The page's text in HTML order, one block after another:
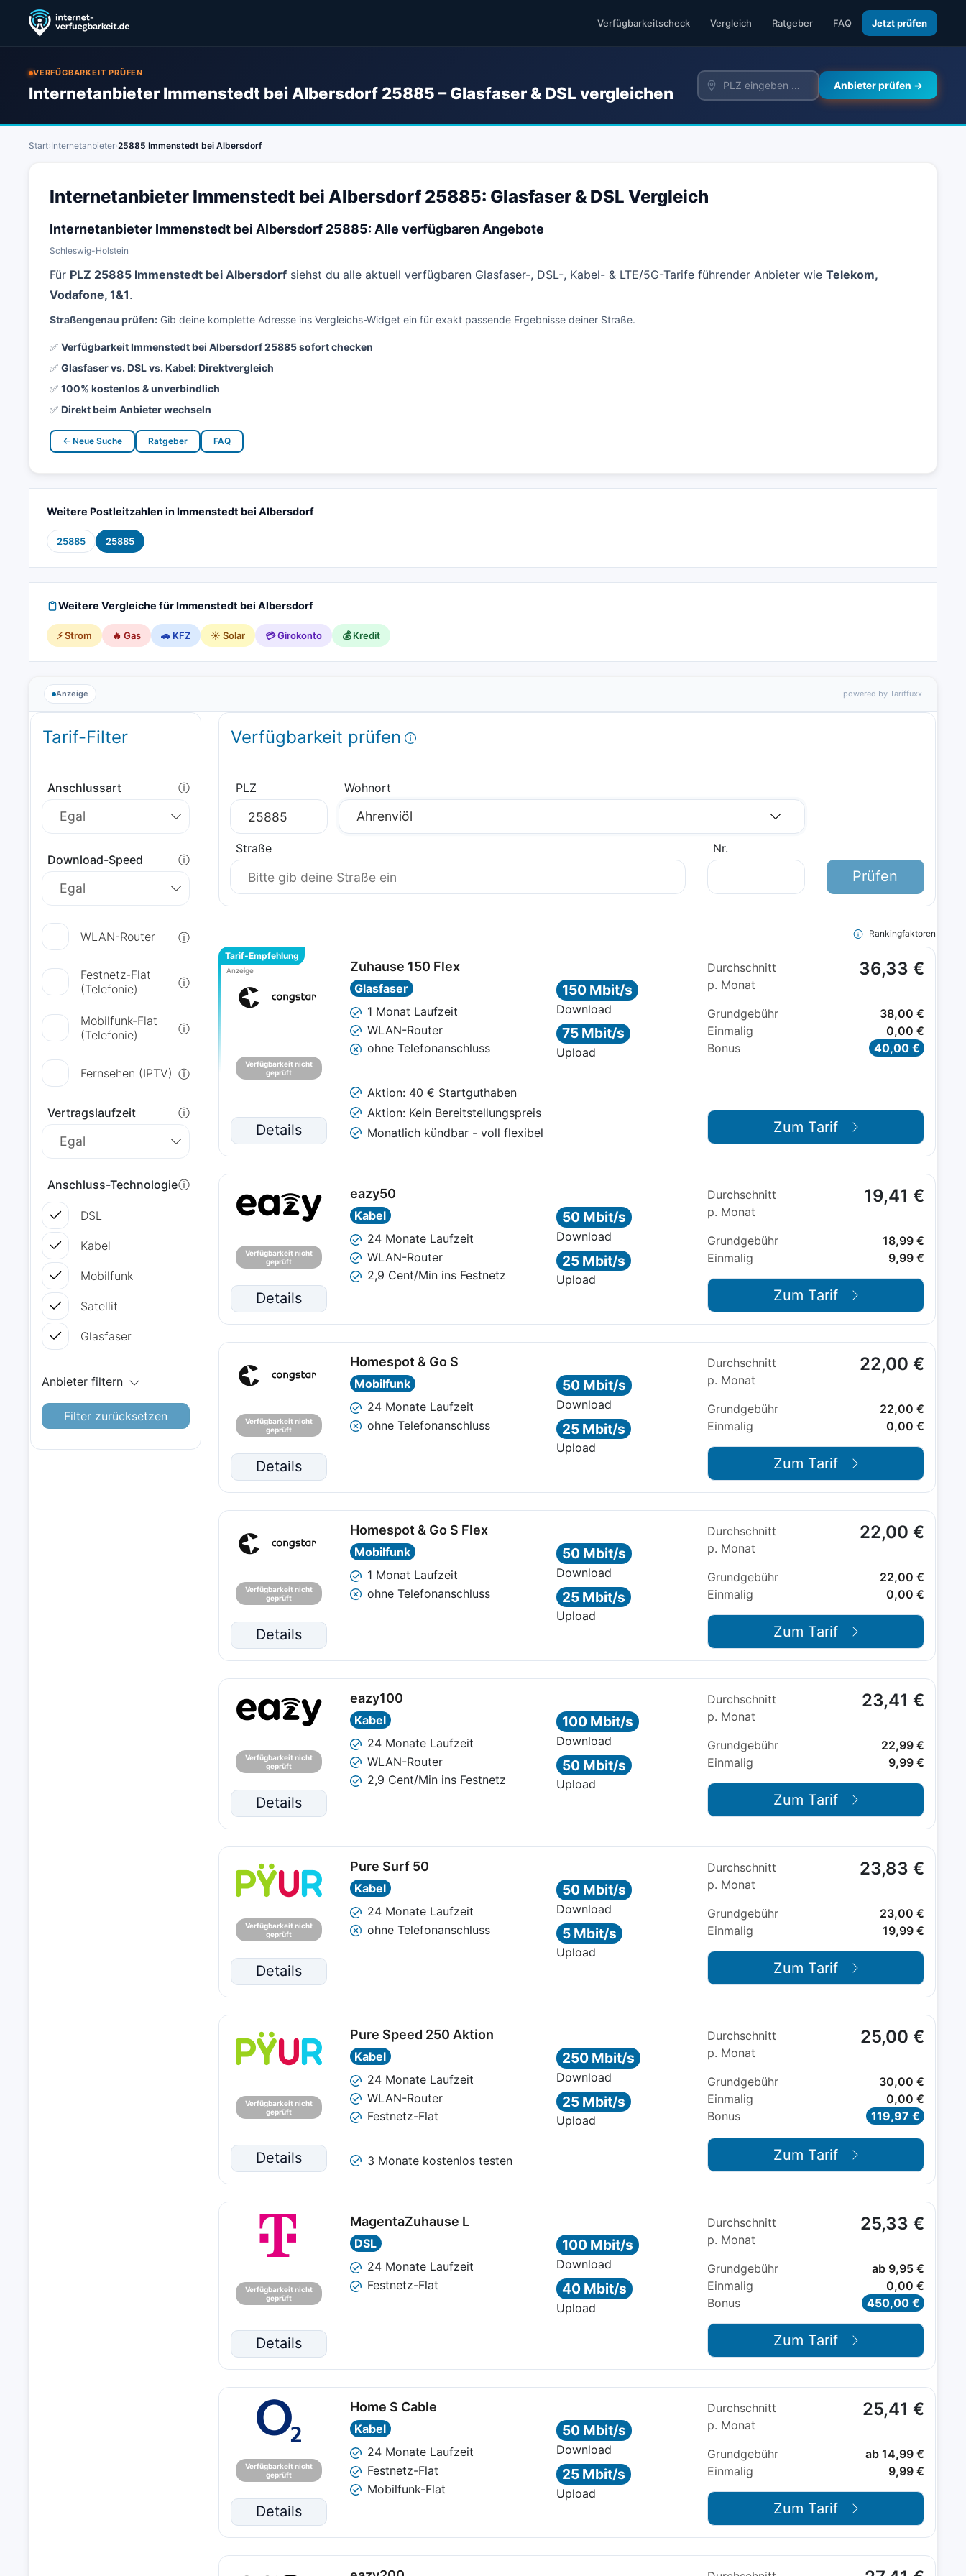
Verfügbarkeitscheck Vergleich Ratgeber FAQ Jetzt prüfen
VERFÜGBARKEIT PRÜFEN
Internetanbieter Immenstedt bei Albersdorf 25885 – Glasfaser & DSL vergleichen Anbieter prüfen →
Start›Internetanbieter›25885 Immenstedt bei Albersdorf
Internetanbieter Immenstedt bei Albersdorf 25885: Glasfaser & DSL Vergleich
Internetanbieter Immenstedt bei Albersdorf 25885: Alle verfügbaren Angebote
Schleswig-Holstein
Für PLZ 25885 Immenstedt bei Albersdorf siehst du alle aktuell verfügbaren Glasfaser-, DSL-, Kabel- & LTE/5G-Tarife führender Anbieter wie Telekom,
Vodafone, 1&1.
Straßengenau prüfen: Gib deine komplette Adresse ins Vergleichs-Widget ein für exakt passende Ergebnisse deiner Straße.
✅ Verfügbarkeit Immenstedt bei Albersdorf 25885 sofort checken
✅ Glasfaser vs. DSL vs. Kabel: Direktvergleich
✅ 100% kostenlos & unverbindlich
✅ Direkt beim Anbieter wechseln
← Neue Suche Ratgeber FAQ
Weitere Postleitzahlen in Immenstedt bei Albersdorf
25885 25885
Weitere Vergleiche für Immenstedt bei Albersdorf
⚡ Strom 🔥 Gas 🚗 KFZ ☀️ Solar 💳 Girokonto 💰 Kredit
Anzeige powered by Tariffuxx